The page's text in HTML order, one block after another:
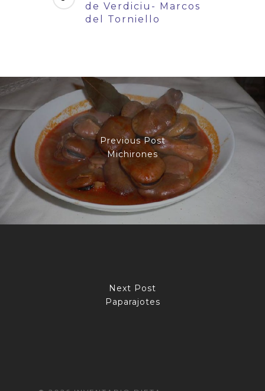
de Verdiciu- Marcos
del Torniello
Previous Post
Michirones
Next Post
Paparajotes